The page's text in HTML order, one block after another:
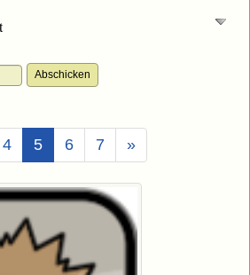
4 5(Aktuell)
6 7 »